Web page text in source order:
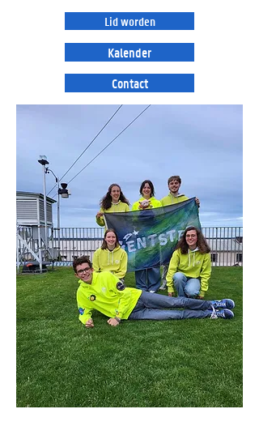
Lid worden
Kalender
Contact